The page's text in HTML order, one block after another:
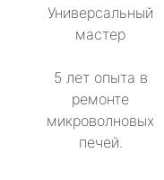
Универсальный
мастер
5 лет опыта в
ремонте
микроволновых
печей.